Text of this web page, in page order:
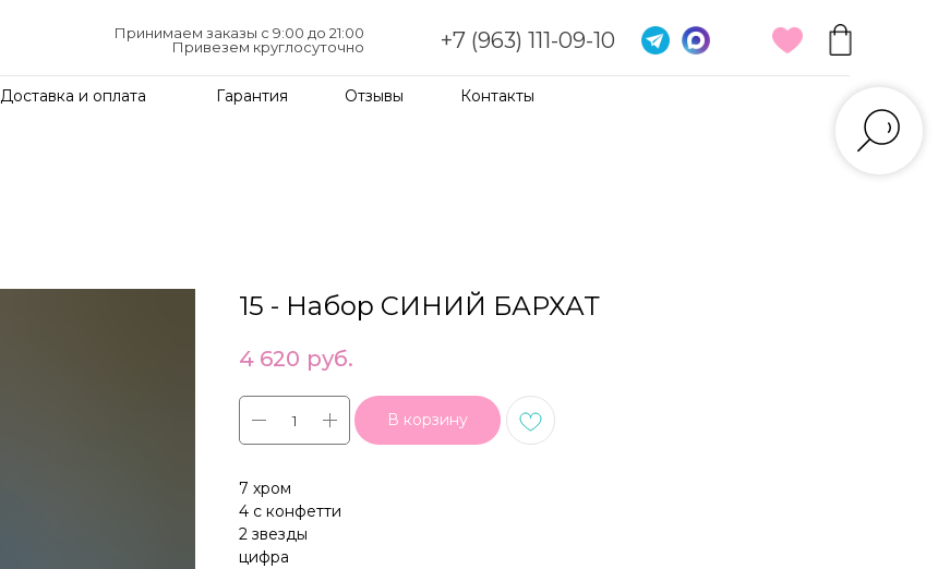
+7 (963) 111-09-10
Принимаем заказы с 9:00 до 21:00
Привезем круглосуточно
Доставка и оплата Гарантия Отзывы Контакты
15 - Набор СИНИЙ БАРХАТ
4 620 руб.
В корзину
7 хром
4 с конфетти
2 звезды
цифра